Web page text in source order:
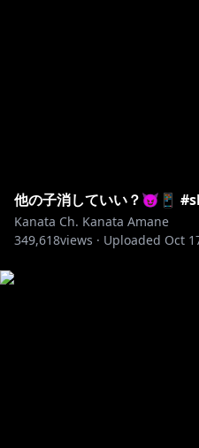
他の子消していい？😈📱
Kanata Ch. Kanata Amane
349,618views · Uploaded Oct